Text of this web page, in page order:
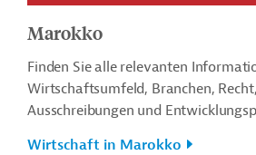
Marokko
Finden Sie alle relevanten
Wirtschaftsumfeld, Branchen,
Ausschreibungen und
Wirtschaft in Marokko